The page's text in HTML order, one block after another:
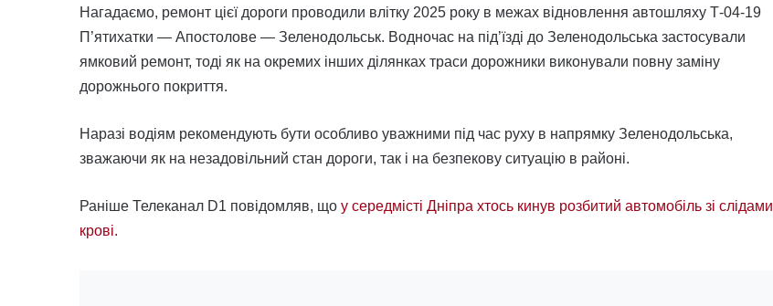
Нагадаємо, ремонт цієї дороги проводили влітку 2025 року в межах відновлення автошляху Т-04-19
П’ятихатки — Апостолове — Зеленодольськ. Водночас на під’їзді до Зеленодольська застосували
ямковий ремонт, тоді як на окремих інших ділянках траси дорожники виконували повну заміну
дорожнього покриття.
Наразі водіям рекомендують бути особливо уважними під час руху в напрямку Зеленодольська,
зважаючи як на незадовільний стан дороги, так і на безпекову ситуацію в районі.
Раніше Телеканал D1 повідомляв, що у середмісті Дніпра хтось кинув розбитий автомобіль зі слідами
крові.